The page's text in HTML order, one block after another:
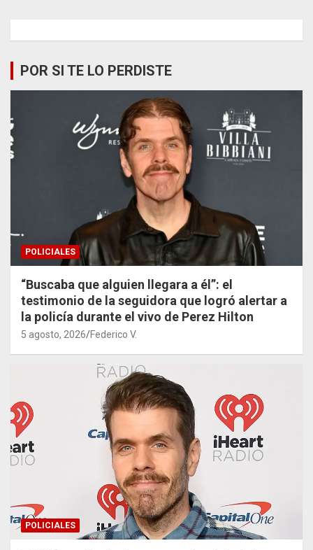
POR SI TE LO PERDISTE
POLICIALES
“Buscaba que alguien llegara a él”: el
testimonio de la seguidora que logró alertar a
la policía durante el vivo de Perez Hilton
5 agosto, 2026 Federico V.
POLICIALES